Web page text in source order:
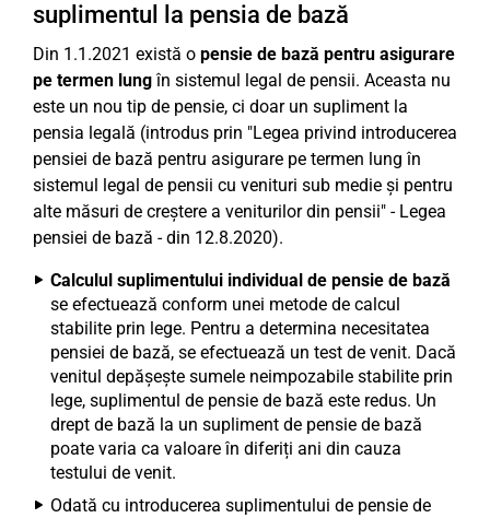
suplimentul la pensia de bază
Din 1.1.2021 există o pensie de bază pentru asigurare
pe termen lungîn sistemul legal de pensii. Aceasta nu
este un nou tip de pensie, ci doar un supliment la
pensia legală (introdus prin "Legea privind introducerea
pensiei de bază pentru asigurare pe termen lung în
sistemul legal de pensii cu venituri sub medie și pentru
alte măsuri de creștere a veniturilor din pensii" - Legea
pensiei de bază - din 12.8.2020).
Calculul suplimentului individual de pensie de bază
se efectuează conform unei metode de calcul
stabilite prin lege. Pentru a determina necesitatea
pensiei de bază, se efectuează un test de venit. Dacă
venitul depășește sumele neimpozabile stabilite prin
lege, suplimentul de pensie de bază este redus. Un
drept de bază la un supliment de pensie de bază
poate varia ca valoare în diferiți ani din cauza
testului de venit.
Odată cu introducerea suplimentului de pensie de